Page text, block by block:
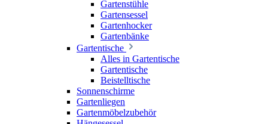
Gartenstühle
Gartensessel
Gartenhocker
Gartenbänke
Gartentische
Alles in Gartentische
Gartentische
Beistelltische
Sonnenschirme
Gartenliegen
Gartenmöbelzubehör